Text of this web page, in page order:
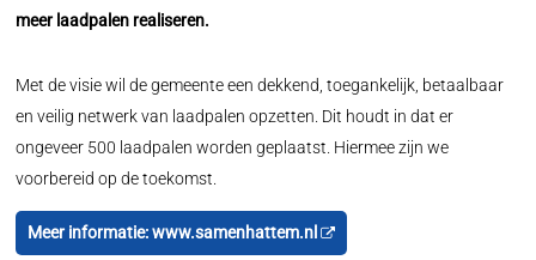
meer laadpalen realiseren.
Met de visie wil de gemeente een dekkend, toegankelijk, betaalbaar
en veilig netwerk van laadpalen opzetten. Dit houdt in dat er
ongeveer 500 laadpalen worden geplaatst. Hiermee zijn we
voorbereid op de toekomst.
Meer informatie: www.samenhattem.nl